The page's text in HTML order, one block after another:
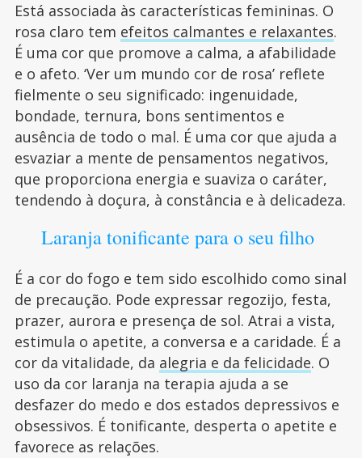
Está associada às características femininas. O
rosa claro tem efeitos calmantes e relaxantes.
É uma cor que promove a calma, a afabilidade
e o afeto. ‘Ver um mundo cor de rosa’ reflete
fielmente o seu significado: ingenuidade,
bondade, ternura, bons sentimentos e
ausência de todo o mal. É uma cor que ajuda a
esvaziar a mente de pensamentos negativos,
que proporciona energia e suaviza o caráter,
tendendo à doçura, à constância e à delicadeza.
Laranja tonificante para o seu filho
É a cor do fogo e tem sido escolhido como sinal
de precaução. Pode expressar regozijo, festa,
prazer, aurora e presença de sol. Atrai a vista,
estimula o apetite, a conversa e a caridade. É a
cor da vitalidade, da alegria e da felicidade. O
uso da cor laranja na terapia ajuda a se
desfazer do medo e dos estados depressivos e
obsessivos. É tonificante, desperta o apetite e
favorece as relações.